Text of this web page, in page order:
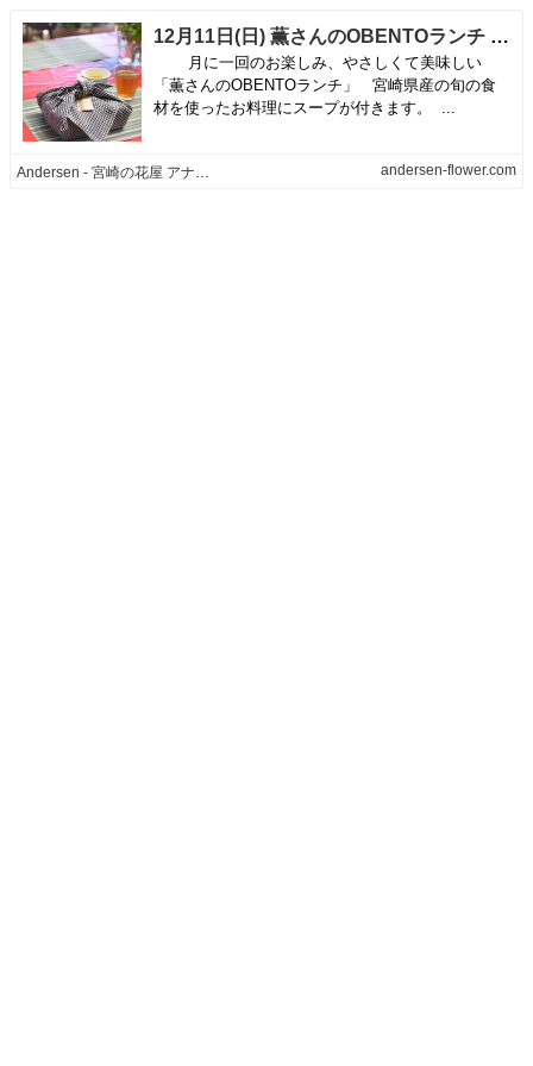
12月11日(日) 薫さんのOBENTOランチ - Andersen - 宮崎の花屋 アナーセン
月に一回のお楽しみ、やさしくて美味しい
「薫さんのOBENTOランチ」 宮崎県産の旬の食
材を使ったお料理にスープが付きます。 ...
Andersen - 宮崎の花屋 アナーセン andersen-flower.com